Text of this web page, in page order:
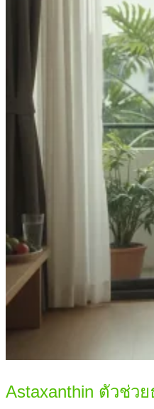
Astaxanthin ตัวช่ว